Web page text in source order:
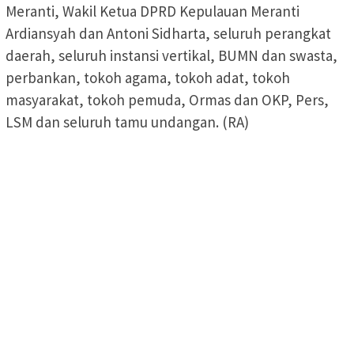
Meranti, Wakil Ketua DPRD Kepulauan Meranti
Ardiansyah dan Antoni Sidharta, seluruh perangkat
daerah, seluruh instansi vertikal, BUMN dan swasta,
perbankan, tokoh agama, tokoh adat, tokoh
masyarakat, tokoh pemuda, Ormas dan OKP, Pers,
LSM dan seluruh tamu undangan. (RA)